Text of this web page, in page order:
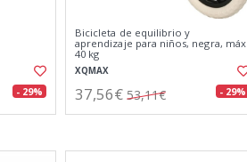
- 29%
Bicicleta de equilibrio y
aprendizaje para niños, negra, máx
40 kg
XQMAX
37,56€ 53,11€ - 29%